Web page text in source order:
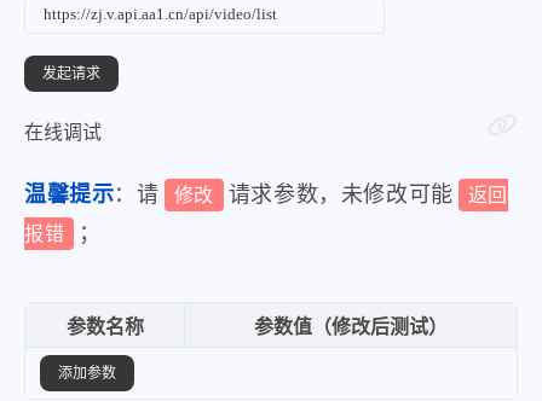
在线调试
温馨提示：请 修改 请求参数，未修改可能
返回
报错
；
参数名称 参数值（修改后测试）
添加参数